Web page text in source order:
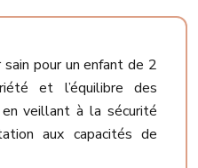
pour un enfant de 2
et l’équilibre des
veillant à la sécurité
aux capacités de